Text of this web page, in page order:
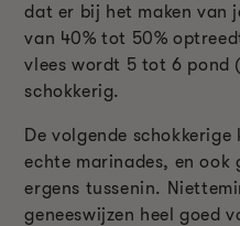
dat er bij het maken van
van 40% tot 50%
vlees wordt 5 tot 6 pond
schokkerig.
De volgende
echte marinades, en ook
ergens tussenin.
geneeswijzen heel goed